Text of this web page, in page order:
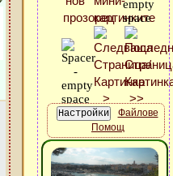
Файлове
Помощ